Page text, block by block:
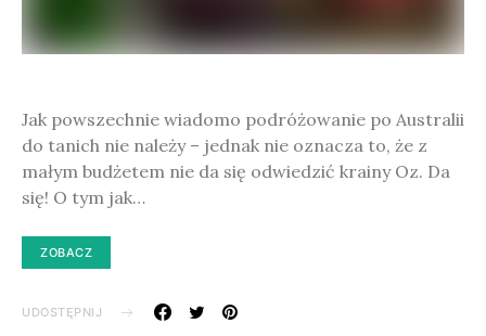
Jak powszechnie wiadomo podróżowanie po Australii
do tanich nie należy – jednak nie oznacza to, że z
małym budżetem nie da się odwiedzić krainy Oz. Da
się! O tym jak…
ZOBACZ
UDOSTĘPNIJ